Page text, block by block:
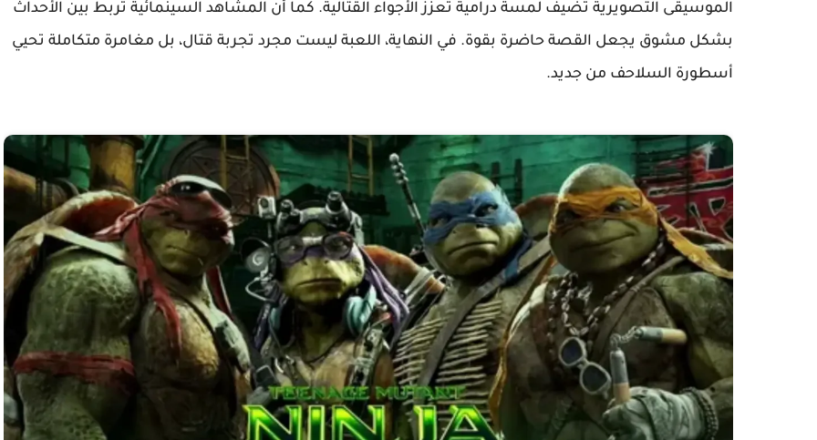
الموسيقى التصويرية تضيف لمسة درامية تعزز الأجواء القتالية. كما أن المشاهد السينمائية تربط بين الأحداث
بشكل مشوق يجعل القصة حاضرة بقوة. في النهاية، اللعبة ليست مجرد تجربة قتال، بل مغامرة متكاملة تحيي
أسطورة السلاحف من جديد.